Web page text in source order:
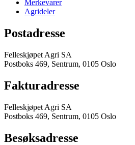
Merkevarer
Agrideler
Postadresse
Felleskjøpet Agri SA
Postboks 469, Sentrum, 0105 Oslo
Fakturadresse
Felleskjøpet Agri SA
Postboks 469, Sentrum, 0105 Oslo
Besøksadresse